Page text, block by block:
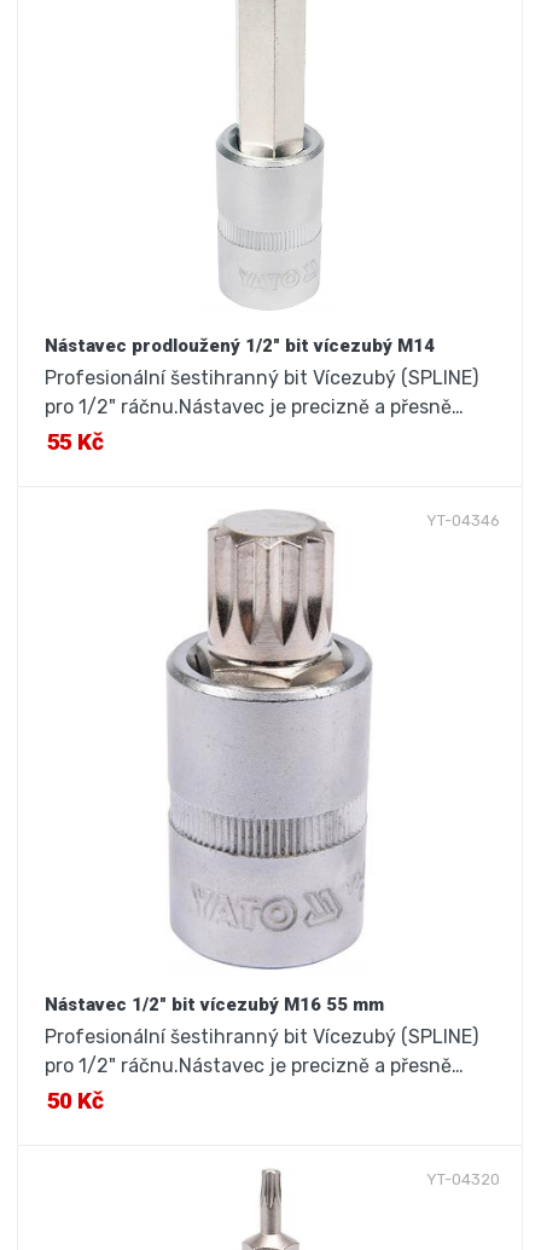
Nástavec prodloužený 1/2" bit vícezubý M14
Profesionální šestihranný bit Vícezubý (SPLINE)
pro 1/2" ráčnu.Nástavec je precizně a přesně…
55 Kč
YT-04346
Nástavec 1/2" bit vícezubý M16 55 mm
Profesionální šestihranný bit Vícezubý (SPLINE)
pro 1/2" ráčnu.Nástavec je precizně a přesně…
50 Kč
YT-04320